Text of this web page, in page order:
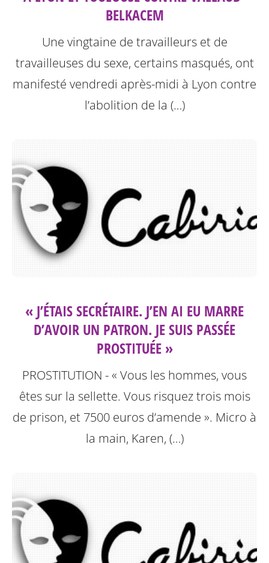
BELKACEM
Une vingtaine de travailleurs et de
travailleuses du sexe, certains masqués, ont
manifesté vendredi après-midi à Lyon contre
l’abolition de la (…)
« J’ÉTAIS SECRÉTAIRE. J’EN AI EU MARRE
D’AVOIR UN PATRON. JE SUIS PASSÉE
PROSTITUÉE »
PROSTITUTION - « Vous les hommes, vous
êtes sur la sellette. Vous risquez trois mois
de prison, et 7500 euros d’amende ». Micro à
la main, Karen, (…)